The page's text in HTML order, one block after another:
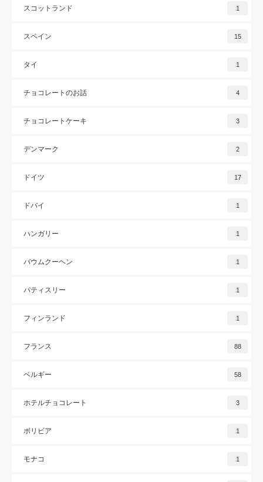
スコットランド 1
スペイン 15
タイ 1
チョコレートのお話 4
チョコレートケーキ 3
デンマーク 2
ドイツ 17
ドバイ 1
ハンガリー 1
バウムクーヘン 1
パティスリー 1
フィンランド 1
フランス 88
ベルギー 58
ホテルチョコレート 3
ボリビア 1
モナコ 1